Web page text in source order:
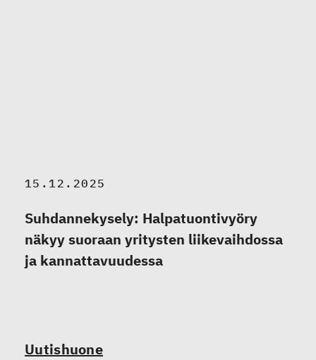
15.12.2025
Suhdannekysely: Halpatuontivyöry
näkyy suoraan yritysten liikevaihdossa
ja kannattavuudessa
Uutishuone